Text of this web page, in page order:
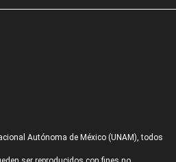
Autónoma de México (UNAM), todos